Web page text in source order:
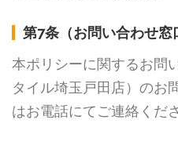
第7条（お問い合わせ窓
本ポリシーに関するお問
タイル埼玉戸田店）のお
はお電話にてご連絡くださ